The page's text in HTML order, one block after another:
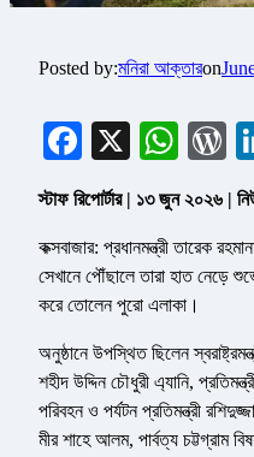
Posted by:মনিরা আক্তারon
Facebook
X
স্টাফ রিপোর্টার | ১৩ জুন ২০২৬ |
কক্সবাজার: প্রধানমন্ত্রী তারেক
সেখানে পৌঁছালে তারা হাত নেড়ে
করে তোলেন পুরো এলাকা।
অনুষ্ঠানে উপস্থিত ছিলেন
শহীদ উদ্দিন চৌধুরী এ্যানি,
পরিবহন ও পর্যটন প্রতিমন্ত্রী
মীর শাহে আলম, পার্বত্য চট্টগ্রাম